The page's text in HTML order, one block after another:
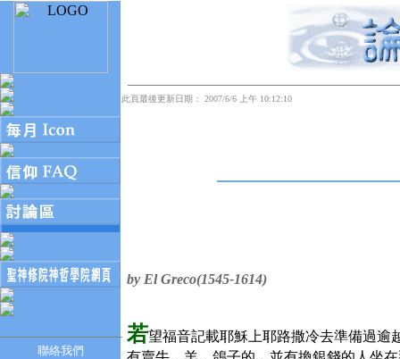
聯絡我們
此頁最後更新日期： 2007/6/6 上午 10:12:10
by El Greco(1545-1614)
若望福音記載耶穌上耶路撒冷去準備過逾